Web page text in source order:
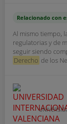
Relacionado con
Al mismo tiempo,
regulatorias y de
seguir siendo
Derecho de los